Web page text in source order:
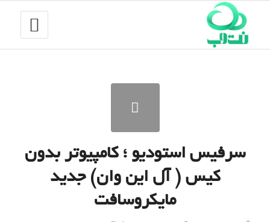
سرفیس استودیو ؛ کامپیوتر بدون
کیس ( آل این وان) جدید
مایکروسافت